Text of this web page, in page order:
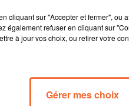
cliquant sur "Accepter et fermer",
également refuser en cliquant sur
à jour vos choix, ou retirer votre
Gérer mes choix